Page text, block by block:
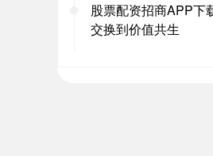
股票配资招商APP下
交换到价值共生